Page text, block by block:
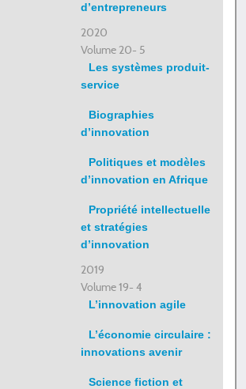
d’entrepreneurs
2020
Volume 20- 5
Les systèmes produit-
service
Biographies
d’innovation
Politiques et modèles
d’innovation en Afrique
Propriété intellectuelle
et stratégies
d’innovation
2019
Volume 19- 4
L’innovation agile
L’économie circulaire :
innovations avenir
Science fiction et